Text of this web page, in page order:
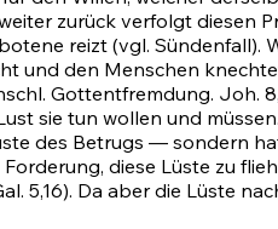
zurück verfolgt diesen
reizt (vgl. Sündenfall).
und den Menschen
Gottentfremdung. Joh.
sie tun wollen und
des Betrugs — sondern
diese Lüste zu
5,16). Da aber die Lüste